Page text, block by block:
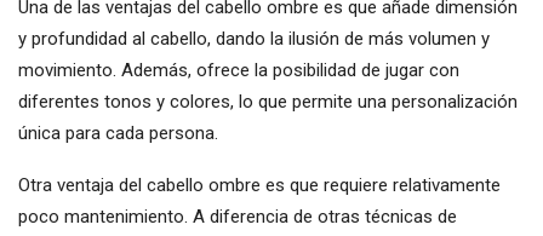
Una de las ventajas del cabello ombre es que añade dimensión
y profundidad al cabello, dando la ilusión de más volumen y
movimiento. Además, ofrece la posibilidad de jugar con
diferentes tonos y colores, lo que permite una personalización
única para cada persona.
Otra ventaja del cabello ombre es que requiere relativamente
poco mantenimiento. A diferencia de otras técnicas de